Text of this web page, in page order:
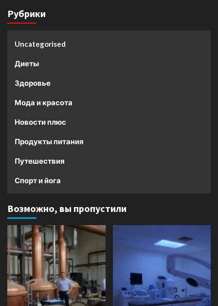
Рубрики
Uncategorised
Диеты
Здоровье
Мода и красота
Новости плюс
Продукты питания
Путешествия
Спорт и йога
Возможно, вы пропустили